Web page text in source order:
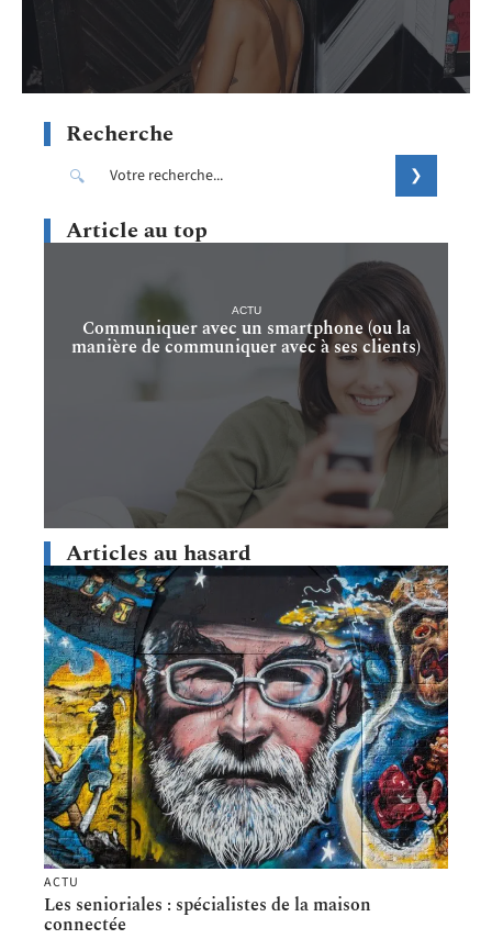
Recherche
Article au top
ACTU
Communiquer avec un smartphone (ou la
manière de communiquer avec à ses clients)
Articles au hasard
ACTU
Les senioriales : spécialistes de la maison
connectée